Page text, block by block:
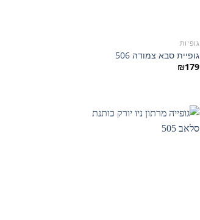
גופיות
גופיית סבא צמודה 506
₪179